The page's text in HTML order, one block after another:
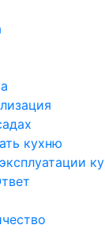
кухню